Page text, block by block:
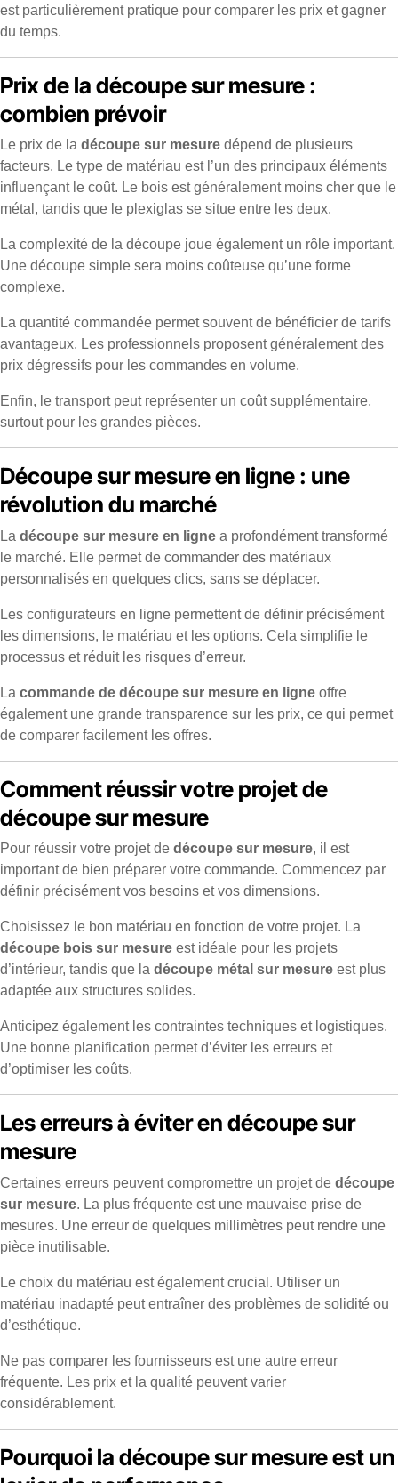
est particulièrement pratique pour comparer les prix et gagner
du temps.
Prix de la découpe sur mesure :
combien prévoir
Le prix de la découpe sur mesure dépend de plusieurs
facteurs. Le type de matériau est l’un des principaux éléments
influençant le coût. Le bois est généralement moins cher que le
métal, tandis que le plexiglas se situe entre les deux.
La complexité de la découpe joue également un rôle important.
Une découpe simple sera moins coûteuse qu’une forme
complexe.
La quantité commandée permet souvent de bénéficier de tarifs
avantageux. Les professionnels proposent généralement des
prix dégressifs pour les commandes en volume.
Enfin, le transport peut représenter un coût supplémentaire,
surtout pour les grandes pièces.
Découpe sur mesure en ligne : une
révolution du marché
La découpe sur mesure en ligne a profondément transformé
le marché. Elle permet de commander des matériaux
personnalisés en quelques clics, sans se déplacer.
Les configurateurs en ligne permettent de définir précisément
les dimensions, le matériau et les options. Cela simplifie le
processus et réduit les risques d’erreur.
La commande de découpe sur mesure en ligne offre
également une grande transparence sur les prix, ce qui permet
de comparer facilement les offres.
Comment réussir votre projet de
découpe sur mesure
Pour réussir votre projet de découpe sur mesure, il est
important de bien préparer votre commande. Commencez par
définir précisément vos besoins et vos dimensions.
Choisissez le bon matériau en fonction de votre projet. La
découpe bois sur mesure est idéale pour les projets
d’intérieur, tandis que la découpe métal sur mesure est plus
adaptée aux structures solides.
Anticipez également les contraintes techniques et logistiques.
Une bonne planification permet d’éviter les erreurs et
d’optimiser les coûts.
Les erreurs à éviter en découpe sur
mesure
Certaines erreurs peuvent compromettre un projet de découpe
sur mesure. La plus fréquente est une mauvaise prise de
mesures. Une erreur de quelques millimètres peut rendre une
pièce inutilisable.
Le choix du matériau est également crucial. Utiliser un
matériau inadapté peut entraîner des problèmes de solidité ou
d’esthétique.
Ne pas comparer les fournisseurs est une autre erreur
fréquente. Les prix et la qualité peuvent varier
considérablement.
Pourquoi la découpe sur mesure est un